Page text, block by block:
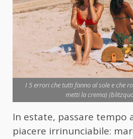
I 5 errori che tutti fanno al sole e che
metti la crema)
In estate, passare tempo
piacere irrinunciabile: